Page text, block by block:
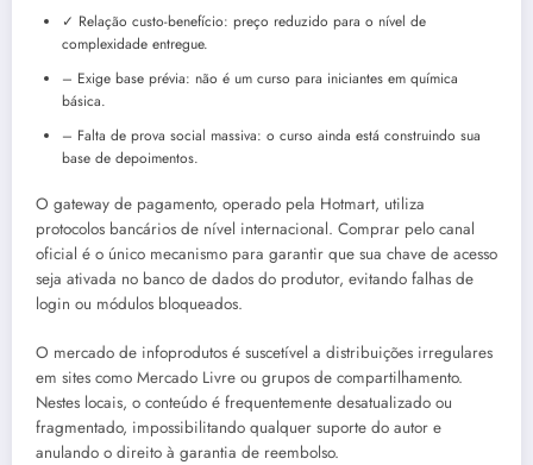
✓ Relação custo-benefício: preço reduzido para o nível de
complexidade entregue.
– Exige base prévia: não é um curso para iniciantes em química
básica.
– Falta de prova social massiva: o curso ainda está construindo sua
base de depoimentos.
O gateway de pagamento, operado pela Hotmart, utiliza
protocolos bancários de nível internacional. Comprar pelo canal
oficial é o único mecanismo para garantir que sua chave de acesso
seja ativada no banco de dados do produtor, evitando falhas de
login ou módulos bloqueados.
O mercado de infoprodutos é suscetível a distribuições irregulares
em sites como Mercado Livre ou grupos de compartilhamento.
Nestes locais, o conteúdo é frequentemente desatualizado ou
fragmentado, impossibilitando qualquer suporte do autor e
anulando o direito à garantia de reembolso.